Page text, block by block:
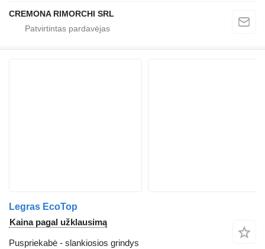
CREMONA RIMORCHI SRL
Legras EcoTop
Kaina pagal užklausimą
Puspriekabė - slankiosios grindys